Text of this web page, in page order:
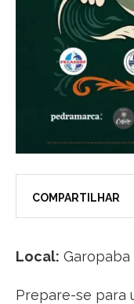
COMPARTILHAR
Local: Garopaba
Prepare-se para